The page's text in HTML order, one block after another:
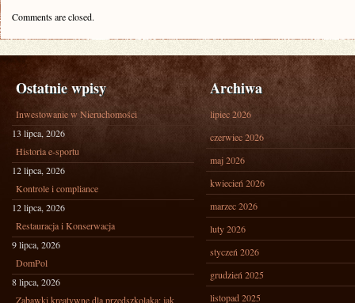
Comments are closed.
Ostatnie wpisy
Inwestowanie w Nieruchomości
13 lipca, 2026
Historia e-sportu
12 lipca, 2026
Kontrole i compliance
12 lipca, 2026
Restauracja i Konserwacja
9 lipca, 2026
DomPol
8 lipca, 2026
Zabawki kreatywne dla przedszkolaka: jak
Archiwa
lipiec 2026
czerwiec 2026
maj 2026
kwiecień 2026
marzec 2026
luty 2026
styczeń 2026
grudzień 2025
listopad 2025